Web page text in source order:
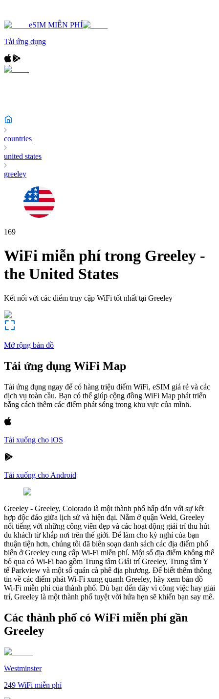
eSIM MIỄN PHÍ
Tải ứng dụng
countries
united states
greeley
169
WiFi miễn phí trong Greeley -
the United States
Kết nối với các điểm truy cập WiFi tốt nhất tại Greeley
Mở rộng bản đồ
Tải ứng dụng WiFi Map
Tải ứng dụng ngay để có hàng triệu điểm WiFi, eSIM giá rẻ và các
dịch vụ toàn cầu. Bạn có thể giúp cộng đồng WiFi Map phát triển
bằng cách thêm các điểm phát sóng trong khu vực của mình.
Tải xuống cho iOS
Tải xuống cho Android
Greeley - Greeley, Colorado là một thành phố hấp dẫn với sự kết
hợp độc đáo giữa lịch sử và hiện đại. Nằm ở quận Weld, Greeley
nổi tiếng với những công viên đẹp và các hoạt động giải trí thu hút
du khách từ khắp nơi trên thế giới. Để làm cho kỳ nghỉ của bạn
thuận tiện hơn, chúng tôi đã biên soạn danh sách các địa điểm phổ
biến ở Greeley cung cấp Wi-Fi miễn phí. Một số địa điểm không thể
bỏ qua có Wi-Fi bao gồm Trung tâm Giải trí Greeley, Trung tâm Y
tế Parkview và một số quán cà phê địa phương. Để biết thêm thông
tin về các điểm phát Wi-Fi xung quanh Greeley, hãy xem bản đồ
Wi-Fi miễn phí của thành phố. Dù bạn đến đây vì công việc hay giải
trí, Greeley là một thành phố tuyệt vời hứa hẹn sẽ khiến bạn say mê.
Các thành phố có WiFi miễn phí gần
Greeley
Westminster
249 WiFi miễn phí